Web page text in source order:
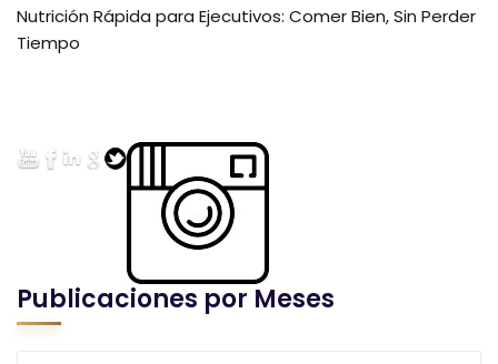
Nutrición Rápida para Ejecutivos: Comer Bien, Sin Perder
Tiempo
Publicaciones por Meses